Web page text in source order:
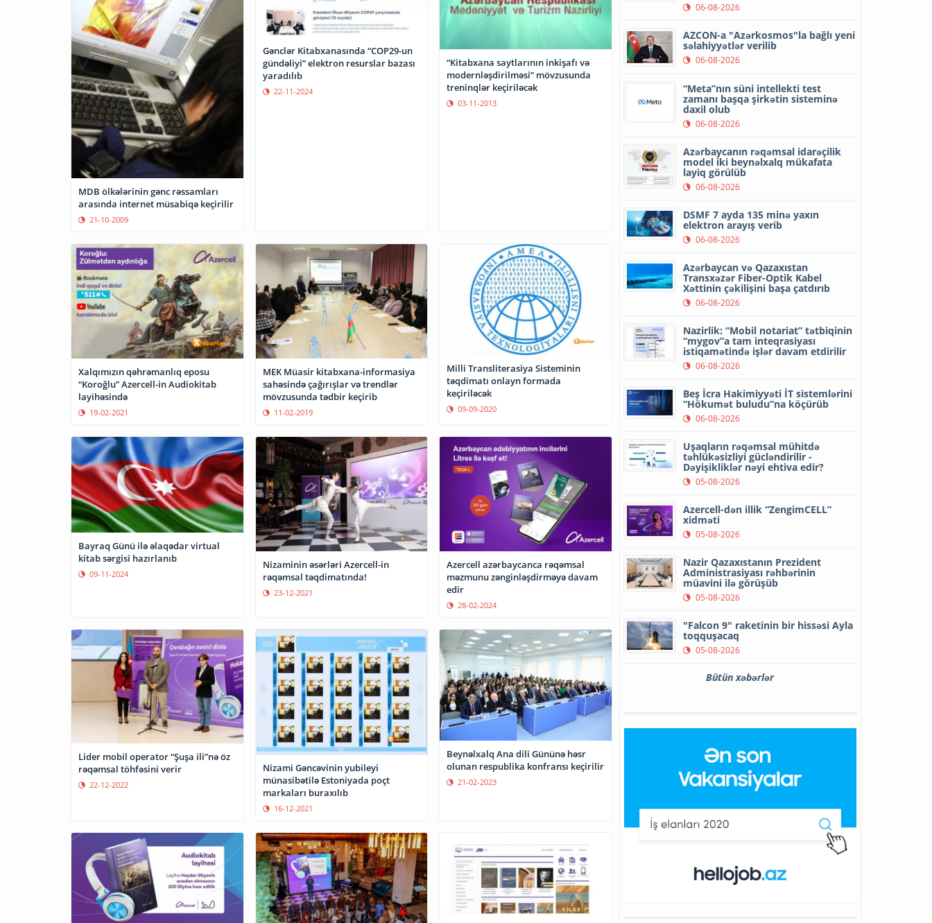
MDB ölkələrinin gənc rəssamları
arasında internet müsabiqə keçirilir
21-10-2009
Gənclər Kitabxanasında “COP29-un
gündəliyi” elektron resurslar bazası
yaradılıb
22-11-2024
“Kitabxana saytlarının inkişafı və
modernləşdirilməsi” mövzusunda
treninqlər keçiriləcək
03-11-2013
Xalqımızın qəhrəmanlıq eposu
“Koroğlu” Azercell-in Audiokitab
layihəsində
19-02-2021
MEK Müasir kitabxana-informasiya
sahəsində çağırışlar və trendlər
mövzusunda tədbir keçirib
11-02-2019
Milli Transliterasiya Sisteminin
təqdimatı onlayn formada
keçiriləcək
09-09-2020
Bayraq Günü ilə əlaqədar virtual
kitab sərgisi hazırlanıb
09-11-2024
Nizaminin əsərləri Azercell-in
rəqəmsal təqdimatında!
23-12-2021
Azercell azərbaycanca rəqəmsal
məzmunu zənginləşdirməyə davam
edir
28-02-2024
Lider mobil operator “Şuşa ili”nə öz
rəqəmsal töhfəsini verir
22-12-2022
Nizami Gəncəvinin yubileyi
münasibətilə Estoniyada poçt
markaları buraxılıb
16-12-2021
Beynəlxalq Ana dili Gününə həsr
olunan respublika konfransı keçirilir
21-02-2023
06-08-2026
AZCON-a "Azərkosmos"la bağlı yeni
səlahiyyətlər verilib
06-08-2026
“Meta”nın süni intellekti test
zamanı başqa şirkətin sisteminə
daxil olub
06-08-2026
Azərbaycanın rəqəmsal idarəçilik
model iki beynəlxalq mükafata
layiq görülüb
06-08-2026
DSMF 7 ayda 135 minə yaxın
elektron arayış verib
06-08-2026
Azərbaycan və Qazaxıstan
Transxəzər Fiber-Optik Kabel
Xəttinin çəkilişini başa çatdırıb
06-08-2026
Nazirlik: “Mobil notariat” tətbiqinin
“mygov”a tam inteqrasiyası
istiqamətində işlər davam etdirilir
06-08-2026
Beş İcra Hakimiyyəti İT sistemlərini
“Hökumət buludu”na köçürüb
06-08-2026
Uşaqların rəqəmsal mühitdə
təhlükəsizliyi gücləndirilir -
Dəyişikliklər nəyi ehtiva edir?
05-08-2026
Azercell-dən illik “ZengimCELL”
xidməti
05-08-2026
Nazir Qazaxıstanın Prezident
Administrasiyası rəhbərinin
müavini ilə görüşüb
05-08-2026
"Falcon 9" raketinin bir hissəsi Ayla
toqquşacaq
05-08-2026
Bütün xəbərlər